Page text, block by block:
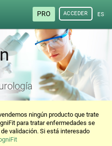
PRO ACCEDER
ningún producto que trate
para tratar enfermedades se
validación. Si está interesado